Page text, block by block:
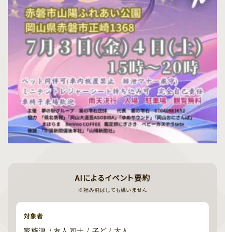
AIによるイベント要約
※読み飛ばしても構いません
対象者